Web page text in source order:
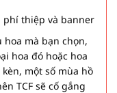
phí thiệp và banner
hoa mà bạn chọn,
hoa đó hoặc hoa
một số mùa hồ
TCF sẽ cố gắng